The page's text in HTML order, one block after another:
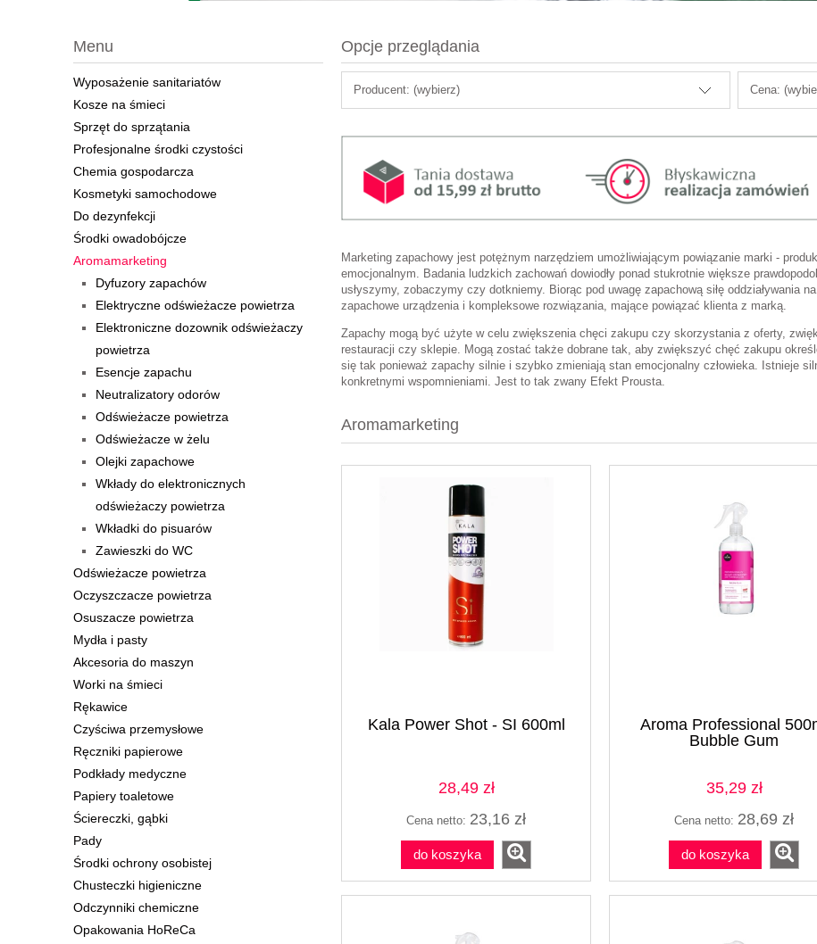
Menu
Wyposażenie sanitariatów
Kosze na śmieci
Sprzęt do sprzątania
Profesjonalne środki czystości
Chemia gospodarcza
Kosmetyki samochodowe
Do dezynfekcji
Środki owadobójcze
Aromamarketing
Dyfuzory zapachów
Elektryczne odświeżacze powietrza
Elektroniczne dozownik odświeżaczy
powietrza
Esencje zapachu
Neutralizatory odorów
Odświeżacze powietrza
Odświeżacze w żelu
Olejki zapachowe
Wkłady do elektronicznych
odświeżaczy powietrza
Wkładki do pisuarów
Zawieszki do WC
Odświeżacze powietrza
Oczyszczacze powietrza
Osuszacze powietrza
Mydła i pasty
Akcesoria do maszyn
Worki na śmieci
Rękawice
Czyściwa przemysłowe
Ręczniki papierowe
Podkłady medyczne
Papiery toaletowe
Ściereczki, gąbki
Pady
Środki ochrony osobistej
Chusteczki higieniczne
Odczynniki chemiczne
Opakowania HoReCa
Opcje przeglądania
Producent: (wybierz) Cena:
Marketing zapachowy jest potężnym narzędziem umożliwiającym powiązanie marki -
emocjonalnym. Badania ludzkich zachowań dowiodły ponad stukrotnie większe
usłyszymy, zobaczymy czy dotkniemy. Biorąc pod uwagę zapachową siłę oddziaływania
zapachowe urządzenia i kompleksowe rozwiązania, mające powiązać klienta z marką.
Zapachy mogą być użyte w celu zwiększenia chęci zakupu czy skorzystania z oferty,
restauracji czy sklepie. Mogą zostać także dobrane tak, aby zwiększyć chęć zakupu
się tak ponieważ zapachy silnie i szybko zmieniają stan emocjonalny człowieka. Istnieje
konkretnymi wspomnieniami. Jest to tak zwany Efekt Prousta.
Aromamarketing
Kala Power Shot - SI 600ml
28,49 zł
Cena netto: 23,16 zł
do koszyka
Aroma Professional
Bubble Gum
35,29 zł
Cena netto: 28,69 zł
do koszyka